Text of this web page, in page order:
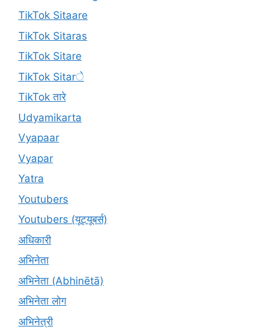
TikTok Sitaare
TikTok Sitaras
TikTok Sitare
TikTok Sitarे
TikTok तारे
Udyamikarta
Vyapaar
Vyapar
Yatra
Youtubers
Youtubers (यूट्यूबर्स)
अधिकारी
अभिनेता
अभिनेता (Abhinētā)
अभिनेता लोग
अभिनेत्री